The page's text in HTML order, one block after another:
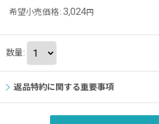
希望小売価格: 3,024円
数量:
返品特約に関する重要事項